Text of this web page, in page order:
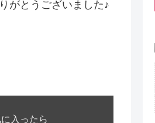
がとうございました♪
入ったら